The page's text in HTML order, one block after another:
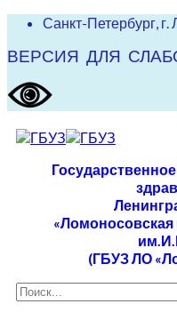
Санкт-Петербург,
ВЕРСИЯ ДЛЯ
(ГБУЗ ЛО